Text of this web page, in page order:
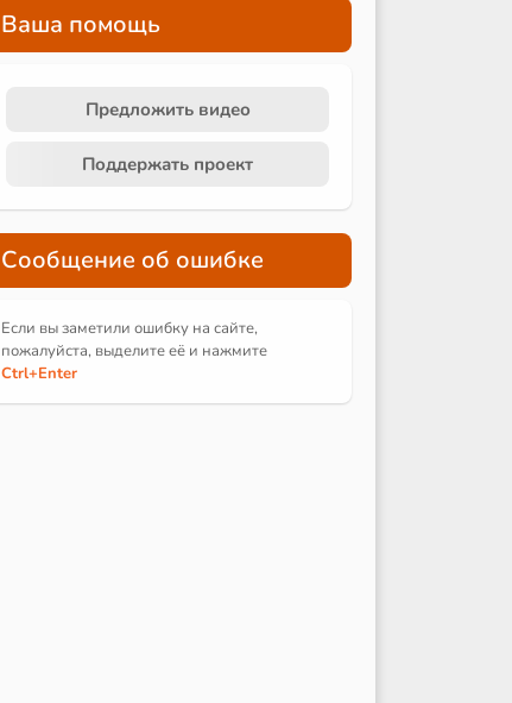
Ваша помощь
Предложить видео
Поддержать проект
Сообщение об ошибке
Если вы заметили ошибку на сайте,
пожалуйста, выделите её и нажмите
Ctrl+Enter